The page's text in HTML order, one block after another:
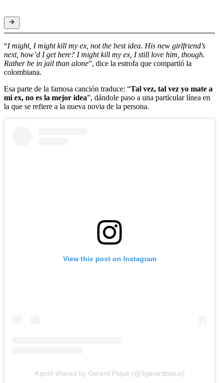
“I might, I might kill my ex, not the best idea. His new girlfriend’s
next, how’d I get here? I might kill my ex, I still love him, though.
Rather be in jail than alone”, dice la estrofa que compartió la
colombiana.
Esa parte de la famosa canción traduce: “Tal vez, tal vez yo mate a
mi ex, no es la mejor idea”, dándole paso a una particular línea en
la que se refiere a la nueva novia de la persona.
View this post on Instagram
A post shared by Gerard Piqué (@3gerardpique)